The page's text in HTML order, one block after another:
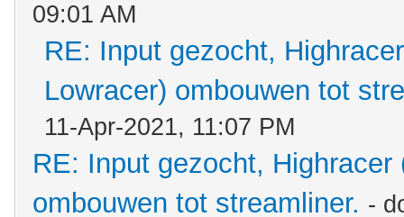
09:01 AM
RE: Input gezocht,
Lowracer) ombouwen tot
11-Apr-2021, 11:07 PM
RE: Input gezocht,
ombouwen tot streamliner. -